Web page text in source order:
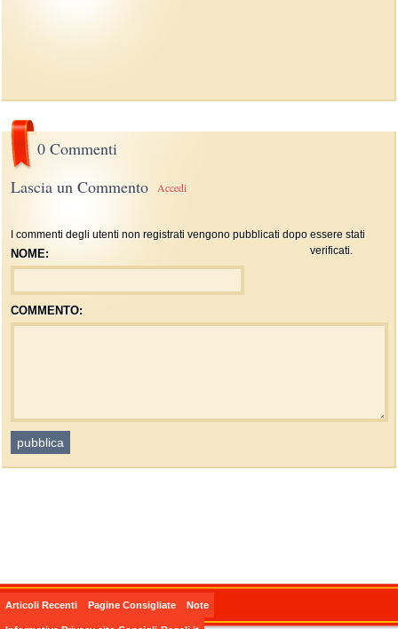
0 Commenti
Lascia un Commento
Accedi
I commenti degli utenti non registrati vengono pubblicati dopo essere stati
verificati.
NOME:
COMMENTO:
Articoli Recenti Pagine Consigliate Note